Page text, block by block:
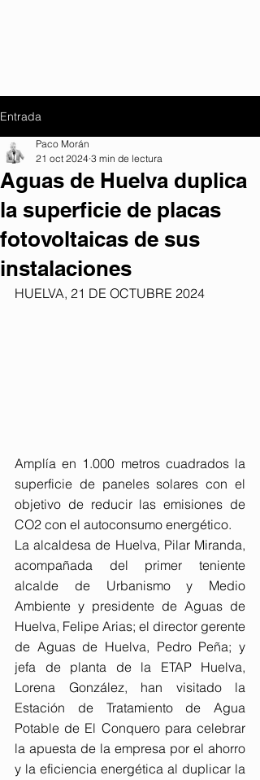
Entrada
Aguas de Huelva duplica
la superficie de placas
fotovoltaicas de sus
instalaciones
Paco Morán
21 oct 2024 3 min de lectura
HUELVA, 21 DE OCTUBRE 2024
Amplía en 1.000 metros cuadrados la
superficie de paneles solares con el
objetivo de reducir las emisiones de
CO2 con el autoconsumo energético.
La alcaldesa de Huelva, Pilar Miranda,
acompañada del primer teniente
alcalde de Urbanismo y Medio
Ambiente y presidente de Aguas de
Huelva, Felipe Arias; el director gerente
de Aguas de Huelva, Pedro Peña; y
jefa de planta de la ETAP Huelva,
Lorena González, han visitado la
Estación de Tratamiento de Agua
Potable de El Conquero para celebrar
la apuesta de la empresa por el ahorro
y la eficiencia energética al duplicar la